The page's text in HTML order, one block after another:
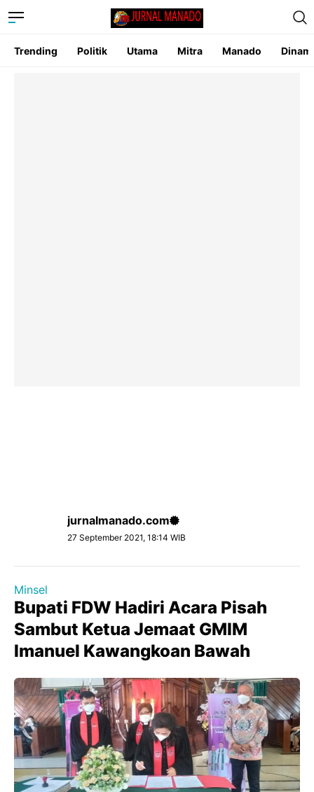
Trending Politik Utama Mitra Manado
jurnalmanado.com
27 September 2021, 18:14 WIB
Minsel
Bupati FDW Hadiri Acara Pisah
Sambut Ketua Jemaat GMIM
Imanuel Kawangkoan Bawah